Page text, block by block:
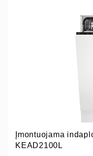
Įmontuojama
KEAD2100L